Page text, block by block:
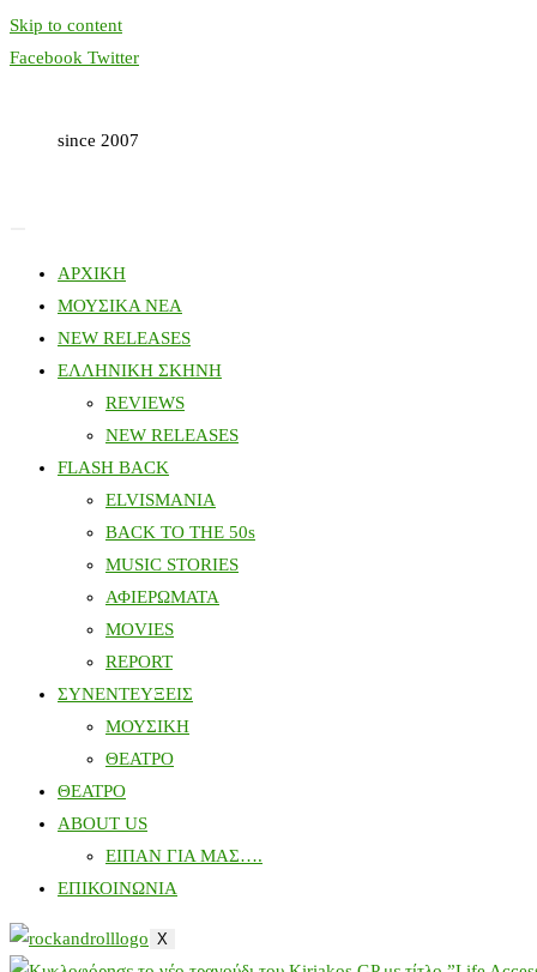
Skip to content
Facebook Twitter
since 2007
ΑΡΧΙΚΗ
ΜΟΥΣΙΚΑ ΝΕΑ
NEW RELEASES
ΕΛΛΗΝΙΚΗ ΣΚΗΝΗ
REVIEWS
NEW RELEASES
FLASH BACK
ELVISMANIA
BACK TO THE 50s
MUSIC STORIES
ΑΦΙΕΡΩΜΑΤΑ
MOVIES
REPORT
ΣΥΝΕΝΤΕΥΞΕΙΣ
ΜΟΥΣΙΚΗ
ΘΕΑΤΡΟ
ΘΕΑΤΡΟ
ABOUT US
ΕΙΠΑΝ ΓΙΑ ΜΑΣ….
ΕΠΙΚΟΙΝΩΝΙΑ
X